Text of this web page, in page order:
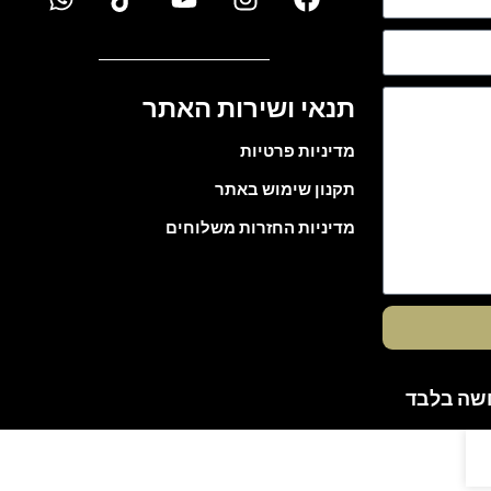
תנאי ושירות האתר
מדיניות פרטיות
תקנון שימוש באתר
מדיניות החזרות משלוחים